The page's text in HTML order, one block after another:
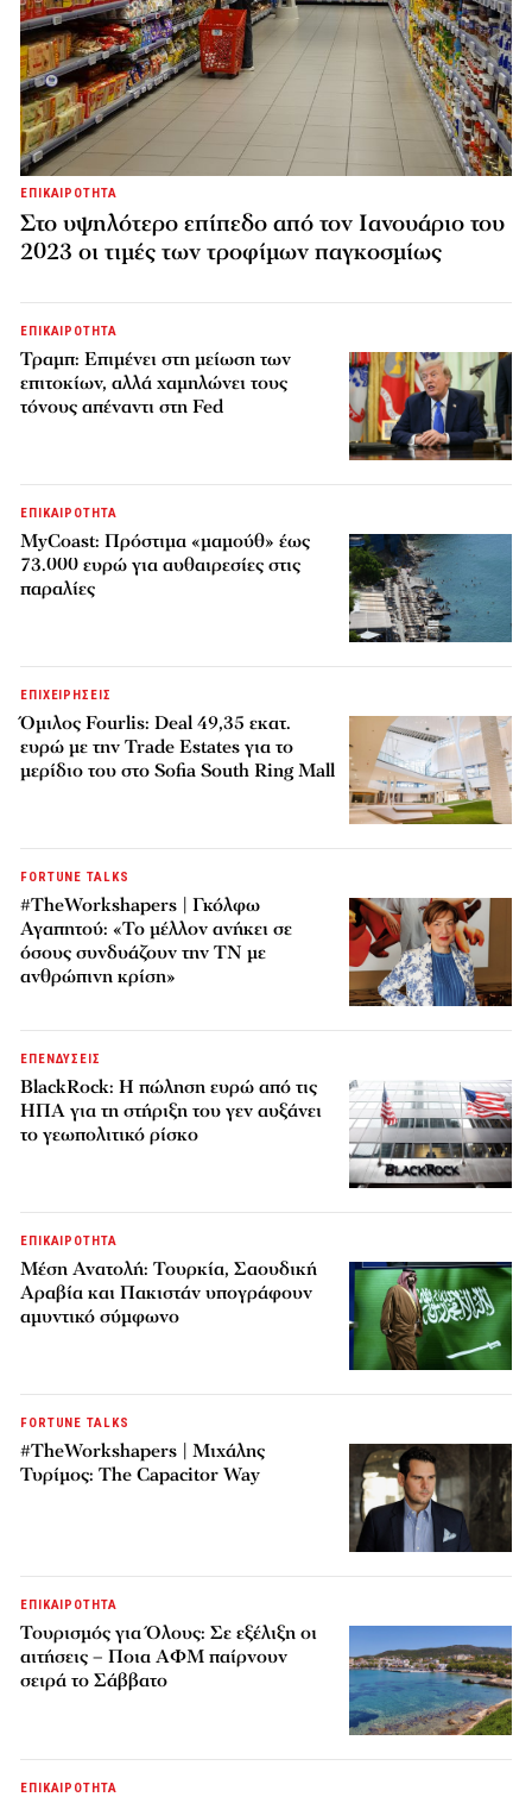
ΕΠΙΚΑΙΡΟΤΗΤΑ
Στο υψηλότερο επίπεδο από τον Ιανουάριο του
2023 οι τιμές των τροφίμων παγκοσμίως
ΕΠΙΚΑΙΡΟΤΗΤΑ
Τραμπ: Επιμένει στη μείωση των
επιτοκίων, αλλά χαμηλώνει τους
τόνους απέναντι στη Fed
ΕΠΙΚΑΙΡΟΤΗΤΑ
MyCoast: Πρόστιμα «μαμούθ» έως
73.000 ευρώ για αυθαιρεσίες στις
παραλίες
ΕΠΙΧΕΙΡΗΣΕΙΣ
Όμιλος Fourlis: Deal 49,35 εκατ.
ευρώ με την Trade Estates για το
μερίδιο του στο Sofia South Ring Mall
FORTUNE TALKS
#TheWorkshapers | Γκόλφω
Αγαπητού: «Το μέλλον ανήκει σε
όσους συνδυάζουν την ΤΝ με
ανθρώπινη κρίση»
ΕΠΕΝΔΥΣΕΙΣ
BlackRock: Η πώληση ευρώ από τις
ΗΠΑ για τη στήριξη του γεν αυξάνει
το γεωπολιτικό ρίσκο
ΕΠΙΚΑΙΡΟΤΗΤΑ
Μέση Ανατολή: Τουρκία, Σαουδική
Αραβία και Πακιστάν υπογράφουν
αμυντικό σύμφωνο
FORTUNE TALKS
#TheWorkshapers | Μιχάλης
Τυρίμος: The Capacitor Way
ΕΠΙΚΑΙΡΟΤΗΤΑ
Τουρισμός για Όλους: Σε εξέλιξη οι
αιτήσεις – Ποια ΑΦΜ παίρνουν
σειρά το Σάββατο
ΕΠΙΚΑΙΡΟΤΗΤΑ